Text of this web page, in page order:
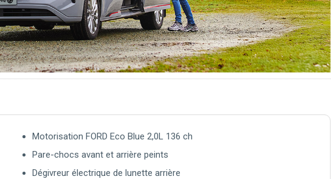
Motorisation FORD Eco Blue 2,0L 136 ch
Pare-chocs avant et arrière peints
Dégivreur électrique de lunette arrière